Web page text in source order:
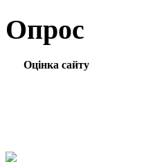
Опрос
Оцінка сайту